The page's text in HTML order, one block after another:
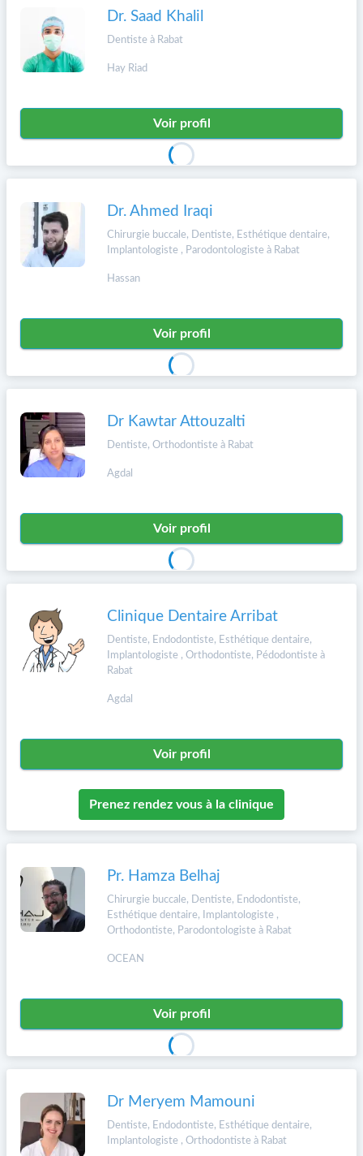
Dr. Saad Khalil
Dentiste à Rabat
Hay Riad
Voir profil
Dr. Ahmed Iraqi
Chirurgie buccale, Dentiste, Esthétique dentaire,
Implantologiste , Parodontologiste à Rabat
Hassan
Voir profil
Dr Kawtar Attouzalti
Dentiste, Orthodontiste à Rabat
Agdal
Voir profil
Clinique Dentaire Arribat
Dentiste, Endodontiste, Esthétique dentaire,
Implantologiste , Orthodontiste, Pédodontiste à
Rabat
Agdal
Voir profil
Prenez rendez vous à la clinique
Pr. Hamza Belhaj
Chirurgie buccale, Dentiste, Endodontiste,
Esthétique dentaire, Implantologiste ,
Orthodontiste, Parodontologiste à Rabat
OCEAN
Voir profil
Dr Meryem Mamouni
Dentiste, Endodontiste, Esthétique dentaire,
Implantologiste , Orthodontiste à Rabat